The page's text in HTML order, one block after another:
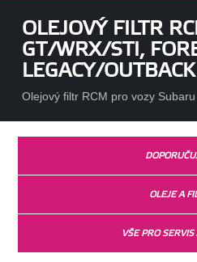
OLEJOVÝ FILTR
GT/WRX/STI,
LEGACY/OUTBACK
Olejový filtr RCM pro vozy
OLEJE A
VŠE PRO